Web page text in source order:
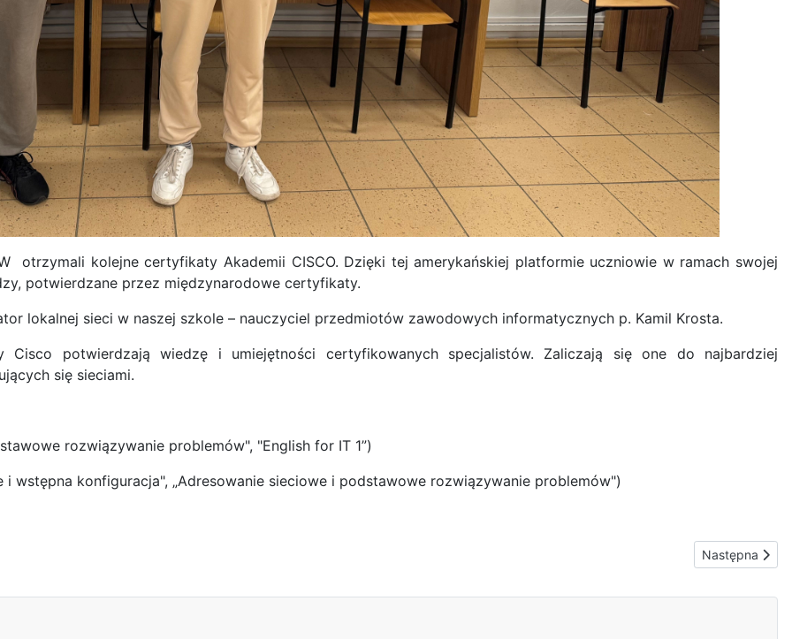
otrzymali kolejne certyfikaty Akademii CISCO. Dzięki tej amerykańskiej platformie uczniowie w ramach swojej
potwierdzane przez międzynarodowe certyfikaty.
lokalnej sieci w naszej szkole – nauczyciel przedmiotów zawodowych informatycznych p. Kamil Krosta.
Cisco potwierdzają wiedzę i umiejętności certyfikowanych specjalistów. Zaliczają się one do najbardziej
się sieciami.
rozwiązywanie problemów", "English for IT 1”)
wstępna konfiguracja", „Adresowanie sieciowe i podstawowe rozwiązywanie problemów")
Następna
Następna